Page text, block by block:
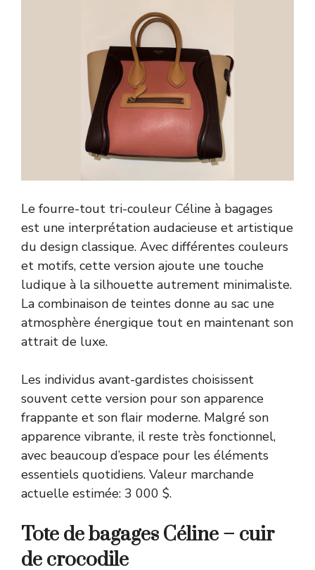
Le fourre-tout tri-couleur Céline à bagages
est une interprétation audacieuse et artistique
du design classique. Avec différentes couleurs
et motifs, cette version ajoute une touche
ludique à la silhouette autrement minimaliste.
La combinaison de teintes donne au sac une
atmosphère énergique tout en maintenant son
attrait de luxe.
Les individus avant-gardistes choisissent
souvent cette version pour son apparence
frappante et son flair moderne. Malgré son
apparence vibrante, il reste très fonctionnel,
avec beaucoup d’espace pour les éléments
essentiels quotidiens. Valeur marchande
actuelle estimée: 3 000 $.
Tote de bagages Céline – cuir
de crocodile